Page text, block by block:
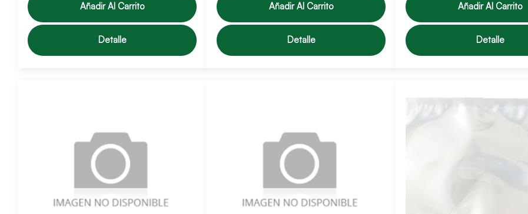
Añadir Al Carrito
Detalle
Añadir Al Carrito
Detalle
Añadir Al Carrito
Detalle